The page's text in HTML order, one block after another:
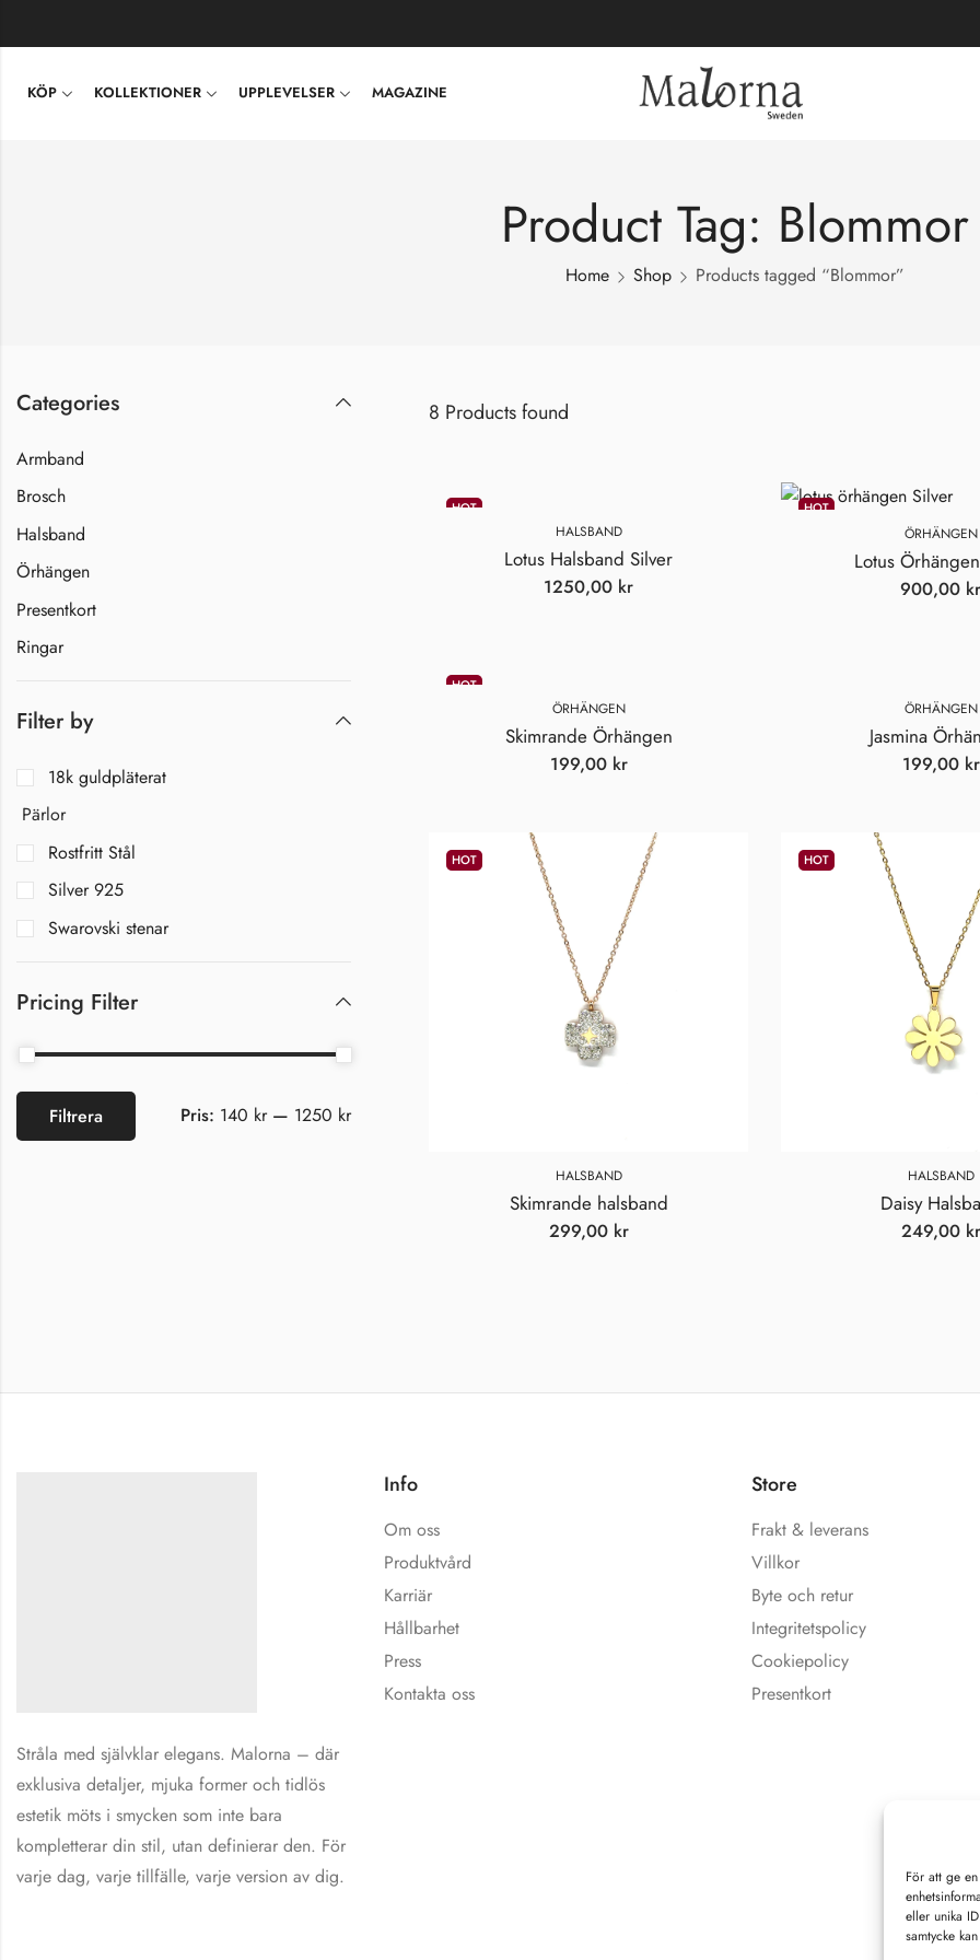
För att ge
eller unika
samtycke
KÖP KOLLEKTIONER UPPLEVELSER MAGAZINE
Product Tag: Blommor
Home Shop Products tagged “Blommor”
8 Products found
HOT
HALSBAND
Lotus Halsband Silver
1250,00 kr
HOT
ÖRHÄNGEN
Lotus
900,00 kr
HOT
ÖRHÄNGEN
Skimrande Örhängen
199,00 kr
ÖRHÄNGEN
Jasmina
199,00 kr
HOT
HALSBAND
Skimrande halsband
299,00 kr
HOT
HALSBAND
Daisy
249,00 kr
Categories
Armband
Brosch
Halsband
Örhängen
Presentkort
Ringar
Filter by
18k guldpläterat
Pärlor
Rostfritt Stål
Silver 925
Swarovski stenar
Pricing Filter
Filtrera Pris: 140 kr— 1250 kr
Stråla med självklar elegans. Malorna – där
exklusiva detaljer, mjuka former och tidlös
estetik möts i smycken som inte bara
kompletterar din stil, utan definierar den. För
varje dag, varje tillfälle, varje version av dig.
Info
Om oss
Produktvård
Karriär
Hållbarhet
Press
Kontakta oss
Store
Frakt & leverans
Villkor
Byte och retur
Integritetspolicy
Cookiepolicy
Presentkort
Shine Brightly!
Hjärtligt välkommen till
Det gläder oss innerligt att få ha
dig här. Som ett varmt tack för
att du valt att bli en del av vår
värld vill vi med stor
uppskattning erbjuda dig 10 %
rabatt på ditt första köp. ✨
Vi spammar inte! Läs vår